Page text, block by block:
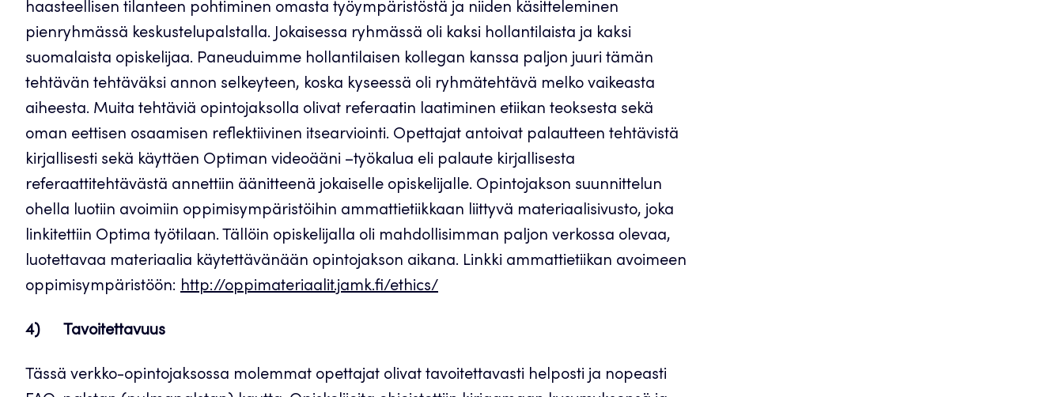
haasteellisen tilanteen pohtiminen omasta työympäristöstä ja niiden käsitteleminen
pienryhmässä keskustelupalstalla. Jokaisessa ryhmässä oli kaksi hollantilaista ja kaksi
suomalaista opiskelijaa. Paneuduimme hollantilaisen kollegan kanssa paljon juuri tämän
tehtävän tehtäväksi annon selkeyteen, koska kyseessä oli ryhmätehtävä melko vaikeasta
aiheesta. Muita tehtäviä opintojaksolla olivat referaatin laatiminen etiikan teoksesta sekä
oman eettisen osaamisen reflektiivinen itsearviointi. Opettajat antoivat palautteen tehtävistä
kirjallisesti sekä käyttäen Optiman videoääni –työkalua eli palaute kirjallisesta
referaattitehtävästä annettiin äänitteenä jokaiselle opiskelijalle. Opintojakson suunnittelun
ohella luotiin avoimiin oppimisympäristöihin ammattietiikkaan liittyvä materiaalisivusto, joka
linkitettiin Optima työtilaan. Tällöin opiskelijalla oli mahdollisimman paljon verkossa olevaa,
luotettavaa materiaalia käytettävänään opintojakson aikana. Linkki ammattietiikan avoimeen
oppimisympäristöön: http://oppimateriaalit.jamk.fi/ethics/
4) Tavoitettavuus
Tässä verkko-opintojaksossa molemmat opettajat olivat tavoitettavasti helposti ja nopeasti